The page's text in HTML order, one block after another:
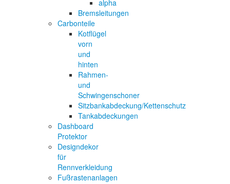
alpha
Bremsleitungen
Carbonteile
Kotflügel
vorn
und
hinten
Rahmen-
und
Schwingenschoner
Sitzbankabdeckung/Kettenschutz
Tankabdeckungen
Dashboard
Protektor
Designdekor
für
Rennverkleidung
Fußrastenanlagen